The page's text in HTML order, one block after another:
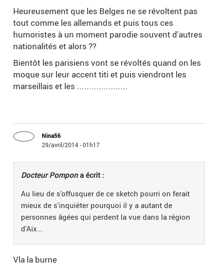
Heureusement que les Belges ne se révoltent pas
tout comme les allemands et puis tous ces
humoristes à un moment parodie souvent d'autres
nationalités et alors ??
Bientôt les parisiens vont se révoltés quand on les
moque sur leur accent titi et puis viendront les
marseillais et les .....................
Nina56
29/avril/2014 - 01h17
Docteur Pompona écrit :
Au lieu de s'offusquer de ce sketch pourri on ferait
mieux de s'inquiéter pourquoi il y a autant de
personnes âgées qui perdent la vue dans la région
d'Aix...
Vla la burne